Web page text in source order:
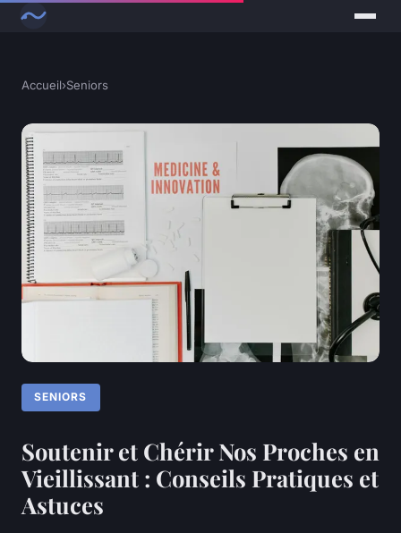
Accueil›Seniors
SENIORS
Soutenir et Chérir Nos Proches en
Vieillissant : Conseils Pratiques et
Astuces